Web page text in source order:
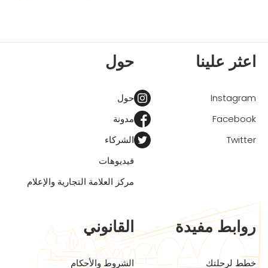
اعثر علينا
Instagram
Facebook
Twitter
حول
حول
مدونة
الشركاء
فيديوهات
مركز العلامة التجارية والإعلام
روابط مفيدة
خطط لرحلتك
القانوني
الشروط والأحكام